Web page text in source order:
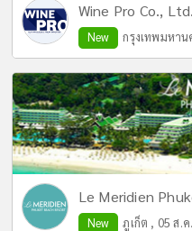
Wine Pro Co., Ltd.
New กรุงเทพมหาน
Le Meridien
New ภูเก็ต , 05 ส.